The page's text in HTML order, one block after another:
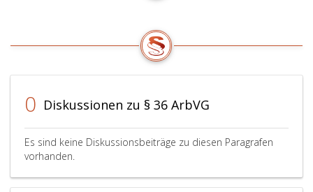
0 Diskussionen zu § 36 ArbVG
Es sind keine Diskussionsbeiträge zu diesen Paragrafen
vorhanden.